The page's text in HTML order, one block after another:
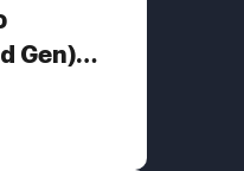
Gen)